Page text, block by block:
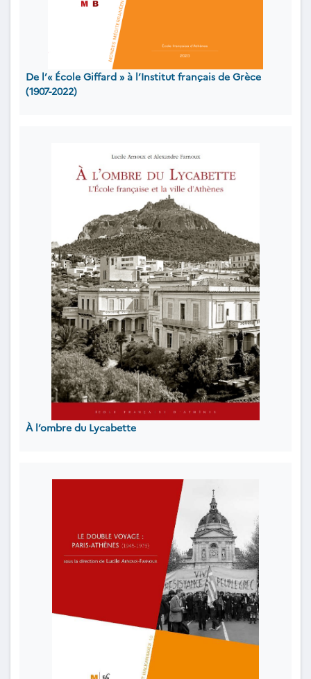
De l’« École Giffard » à l’Institut français de Grèce
(1907-2022)
À l’ombre du Lycabette